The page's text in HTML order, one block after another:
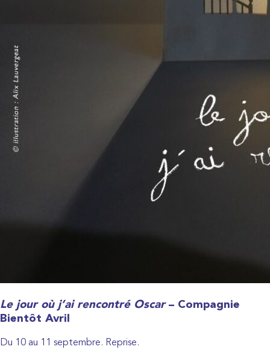
Le jour où j’ai rencontré Oscar– Compagnie
Bientôt Avril
Du 10 au 11 septembre. Reprise.